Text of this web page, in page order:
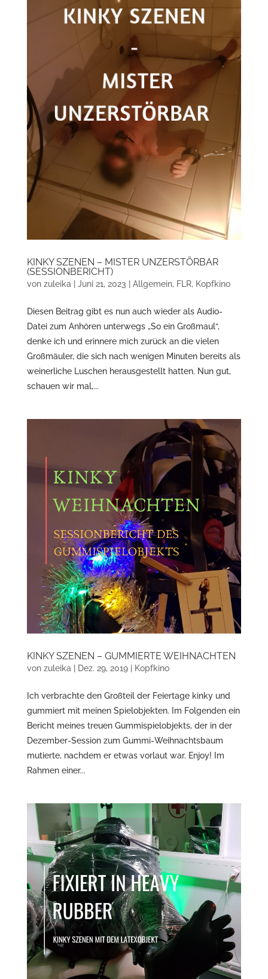
KINKY SZENEN – MISTER UNZERSTÖRBAR
(SESSIONBERICHT)
von zuleika| Juni 21, 2023 Allgemein, FLR, Kopfkino
Diesen Beitrag gibt es nun auch wieder als Audio-
Datei zum Anhören unterwegs „So ein Großmaul“,
denke ich und erinnere mich zurück an die vielen
Großmäuler, die sich nach wenigen Minuten bereits als
weinerliche Luschen herausgestellt hatten. Nun gut,
schauen wir mal,...
KINKY SZENEN – GUMMIERTE WEIHNACHTEN
von zuleika Dez. 29, 2019| Kopfkino
Ich verbrachte den Großteil der Feiertage kinky und
gummiert mit meinen Spielobjekten. Im Folgenden ein
Bericht meines treuen Gummispielobjekts, der in der
Dezember-Session zum Gummi-Weihnachtsbaum
mutierte, nachdem er etwas vorlaut war. Enjoy! Im
Rahmen einer...